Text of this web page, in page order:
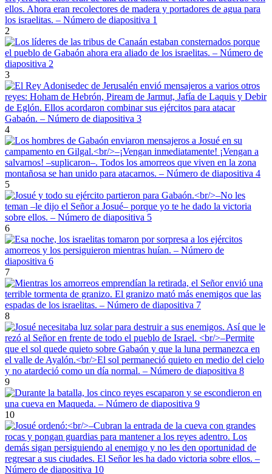
2
3
4
5
6
7
8
9
10